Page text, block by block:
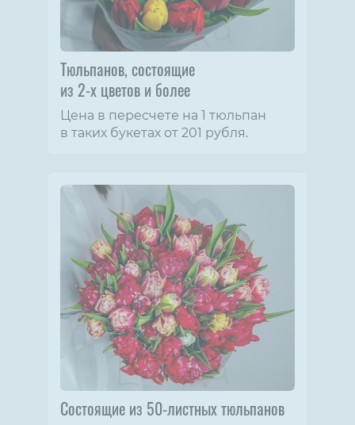
Тюльпанов, состоящие
из 2-х цветов и более
Цена в пересчете на 1 тюльпан
в таких букетах от 201 рубля.
Состоящие из 50-листных тюльпанов